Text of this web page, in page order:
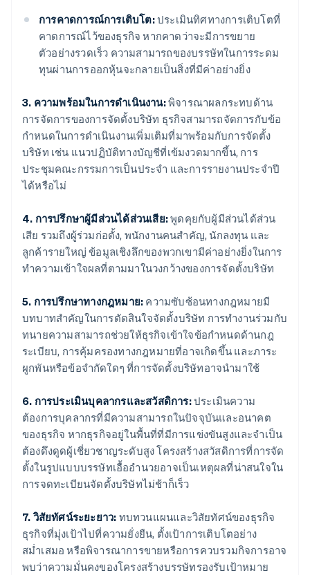
การคาดการณ์การเติบโต:ประเมินทิศทางการเติบโตที่
คาดการณ์ไว้ของธุรกิจ หากคาดว่าจะมีการขยาย
ตัวอย่างรวดเร็ว ความสามารถของบรรษัทในการระดม
ทุนผ่านการออกหุ้นจะกลายเป็นสิ่งที่มีค่าอย่างยิ่ง
3. ความพร้อมในการดำเนินงาน:พิจารณาผลกระทบด้าน
การจัดการของการจัดตั้งบริษัท ธุรกิจสามารถจัดการกับข้อ
กำหนดในการดำเนินงานเพิ่มเติมที่มาพร้อมกับการจัดตั้ง
บริษัท เช่น แนวปฏิบัติทางบัญชีที่เข้มงวดมากขึ้น, การ
ประชุมคณะกรรมการเป็นประจำ และการรายงานประจำปี
ได้หรือไม่
4. การปรึกษาผู้มีส่วนได้ส่วนเสีย:พูดคุยกับผู้มีส่วนได้ส่วน
เสีย รวมถึงผู้ร่วมก่อตั้ง, พนักงานคนสำคัญ, นักลงทุน และ
ลูกค้ารายใหญ่ ข้อมูลเชิงลึกของพวกเขามีค่าอย่างยิ่งในการ
ทำความเข้าใจผลที่ตามมาในวงกว้างของการจัดตั้งบริษัท
5. การปรึกษาทางกฎหมาย: ความซับซ้อนทางกฎหมายมี
บทบาทสำคัญในการตัดสินใจจัดตั้งบริษัท การทำงานร่วมกับ
ทนายความสามารถช่วยให้ธุรกิจเข้าใจข้อกำหนดด้านกฎ
ระเบียบ, การคุ้มครองทางกฎหมายที่อาจเกิดขึ้น และภาระ
ผูกพันหรือข้อจำกัดใดๆ ที่การจัดตั้งบริษัทอาจนำมาใช้
6. การประเมินบุคลากรและสวัสดิการ:ประเมินความ
ต้องการบุคลากรที่มีความสามารถในปัจจุบันและอนาคต
ของธุรกิจ หากธุรกิจอยู่ในพื้นที่ที่มีการแข่งขันสูงและจำเป็น
ต้องดึงดูดผู้เชี่ยวชาญระดับสูง โครงสร้างสวัสดิการที่การจัด
ตั้งในรูปแบบบรรษัทเอื้ออำนวยอาจเป็นเหตุผลที่น่าสนใจใน
การจดทะเบียนจัดตั้งบริษัทไม่ช้าก็เร็ว
7. วิสัยทัศน์ระยะยาว: ทบทวนแผนและวิสัยทัศน์ของธุรกิจ
ธุรกิจที่มุ่งเป้าไปที่ความยั่งยืน, ตั้งเป้าการเติบโตอย่าง
สม่ำเสมอ หรือพิจารณาการขายหรือการควบรวมกิจการอาจ
พบว่าความมั่นคงของโครงสร้างบรรษัทรองรับเป้าหมาย